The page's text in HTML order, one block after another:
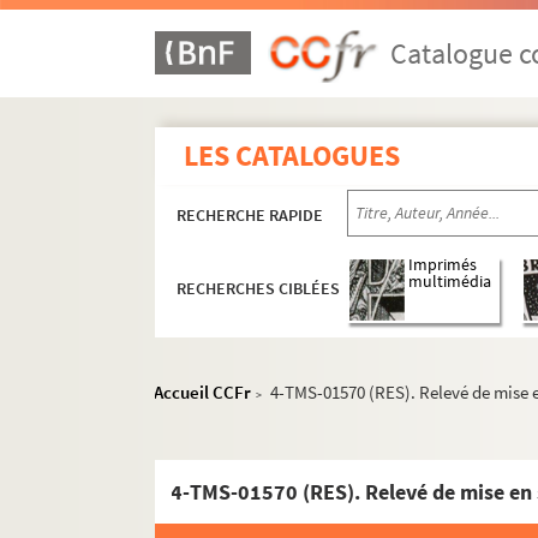
Catalogue
LES CATALOGUES
RECHERCHE RAPIDE
RECHERCHES CIBLÉES
Imprimés
multimédia
Accueil CCFr > 4-TMS-01570 (RES). Relevé de
Alexandre Dumas. La jeunesse de Louis XIV :
Alexandre Dumas, Auguste Maquet. La
Henri Decoin. Jeux dangereux : comédie en
Noël Coward. Jeux d'esprits : comédie en 3
Andrée Méry. Les jeux sont faits ! : comédie
Jean Guitton. Jim la houlette, roi des
Théodore Barrière, Lambert-Thiboust. Les
Louis Verneuil. La joie d'aimer : pièce en 4
Georges Berr. J'ose pas : comédie. 1914
Colette Audry. Josefa : pièce en 2 actes. 1961